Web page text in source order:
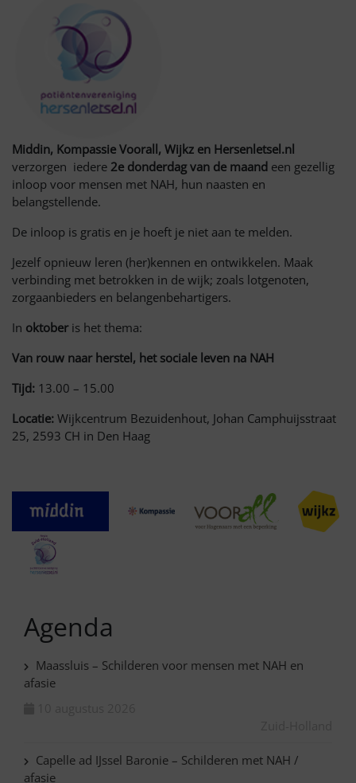
Middin, Kompassie Voorall, Wijkz en Hersenletsel.nl
verzorgen iedere 2e donderdag van de maand een gezellig
inloop voor mensen met NAH, hun naasten en
belangstellende.
De inloop is gratis en je hoeft je niet aan te melden.
Jezelf opnieuw leren (her)kennen en ontwikkelen. Maak
verbinding met betrokken in de wijk; zoals lotgenoten,
zorgaanbieders en belangenbehartigers.
In oktober is het thema:
Van rouw naar herstel, het sociale leven na NAH
Tijd: 13.00 – 15.00
Locatie: Wijkcentrum Bezuidenhout, Johan Camphuijsstraat
25, 2593 CH in Den Haag
Agenda
Maassluis – Schilderen voor mensen met NAH en
afasie
Capelle ad IJssel Baronie – Schilderen met NAH /
afasie